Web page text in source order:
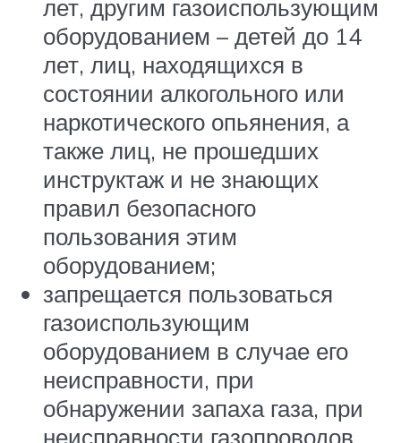
лет, другим газоиспользующим
оборудованием – детей до 14
лет, лиц, находящихся в
состоянии алкогольного или
наркотического опьянения, а
также лиц, не прошедших
инструктаж и не знающих
правил безопасного
пользования этим
оборудованием;
запрещается пользоваться
газоиспользующим
оборудованием в случае его
неисправности, при
обнаружении запаха газа, при
неисправности газопроводов,